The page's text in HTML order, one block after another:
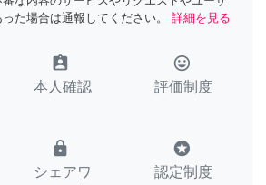
た場合は通報してください。
詳細を見る
assignment_ind
本人確認
tag_faces
評価制度
lock
シェアワ
stars
認定制度